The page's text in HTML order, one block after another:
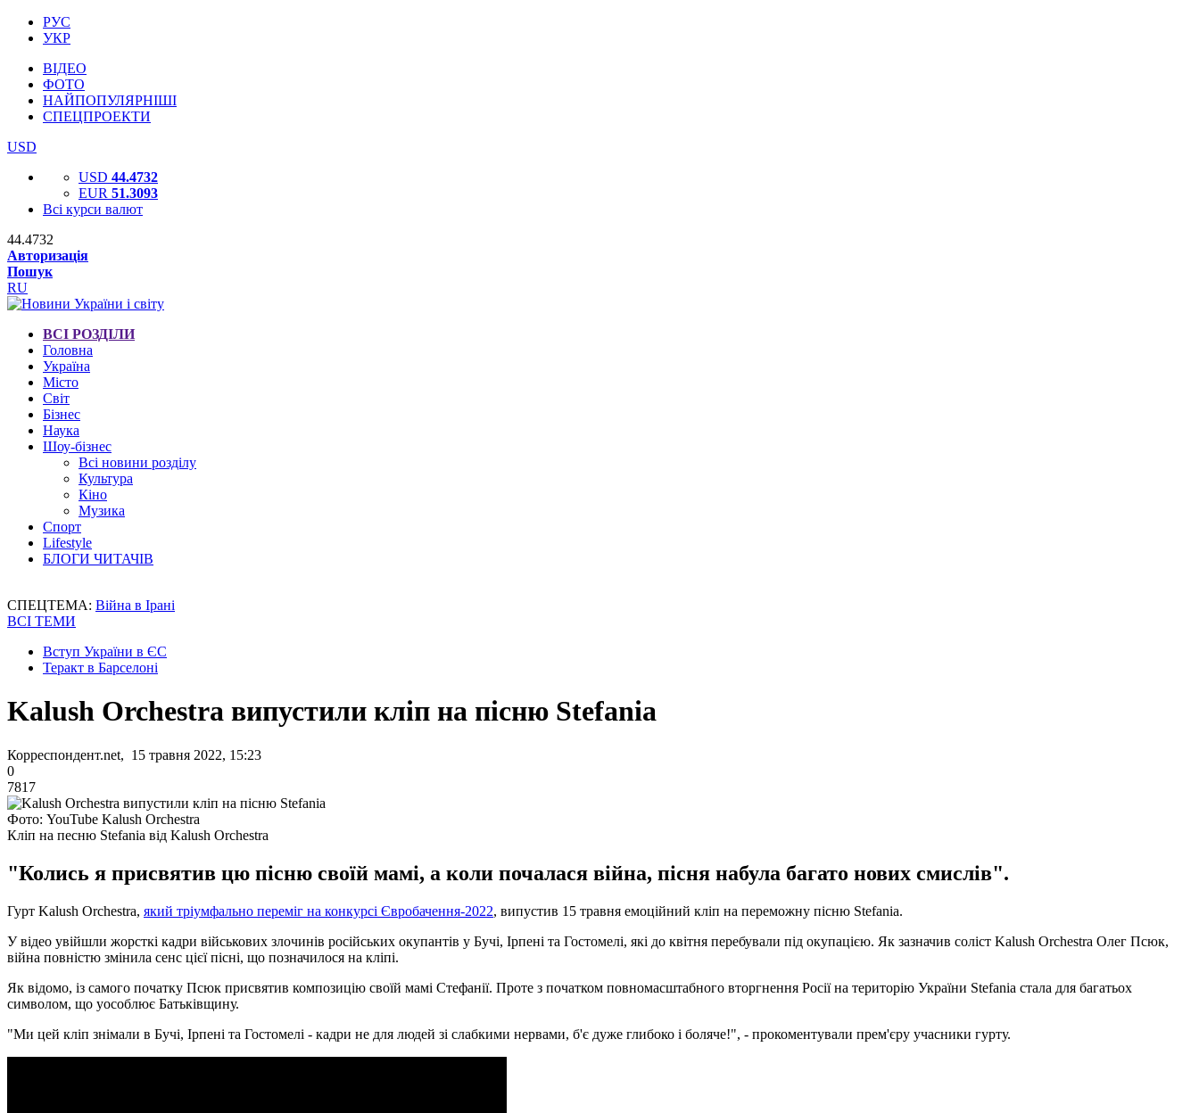
РУС
УКР
ВІДЕО
ФОТО
НАЙПОПУЛЯРНІШІ
СПЕЦПРОЕКТИ
USD
USD 44.4732
EUR 51.3093
Всі курси валют
44.4732
Авторизація
Пошук
RU
ВСІ РОЗДІЛИ
Головна
Україна
Місто
Світ
Бізнес
Наука
Шоу-бізнес
Всі новини розділу
Культура
Кіно
Музика
Спорт
Lifestyle
БЛОГИ ЧИТАЧІВ
СПЕЦТЕМА: Війна в Ірані
ВСІ ТЕМИ
Вступ України в ЄС
Теракт в Барселоні
Kalush Orchestra випустили кліп на пісню Stefania
Корреспондент.net, 15 травня 2022, 15:23
0
7817
Фото: YouTube Kalush Orchestra
Кліп на песню Stefania від Kalush Orchestra
"Колись я присвятив цю пісню своїй мамі, а коли почалася війна, пісня набула багато нових смислів".
Гурт Kalush Orchestra, який тріумфально переміг на конкурсі Євробачення-2022, випустив 15 травня емоційний кліп на переможну пісню Stefania.
У відео увійшли жорсткі кадри військових злочинів російських окупантів у Бучі, Ірпені та Гостомелі, які до квітня перебували під окупацією. Як зазначив соліст Kalush Orchestra Олег Псюк,
війна повністю змінила сенс цієї пісні, що позначилося на кліпі.
Як відомо, із самого початку Псюк присвятив композицію своїй мамі Стефанії. Проте з початком повномасштабного вторгнення Росії на територію України Stefania стала для багатьох
символом, що уособлює Батьківщину.
"Ми цей кліп знімали в Бучі, Ірпені та Гостомелі - кадри не для людей зі слабкими нервами, б'є дуже глибоко і боляче!", - прокоментували прем'єру учасники гурту.